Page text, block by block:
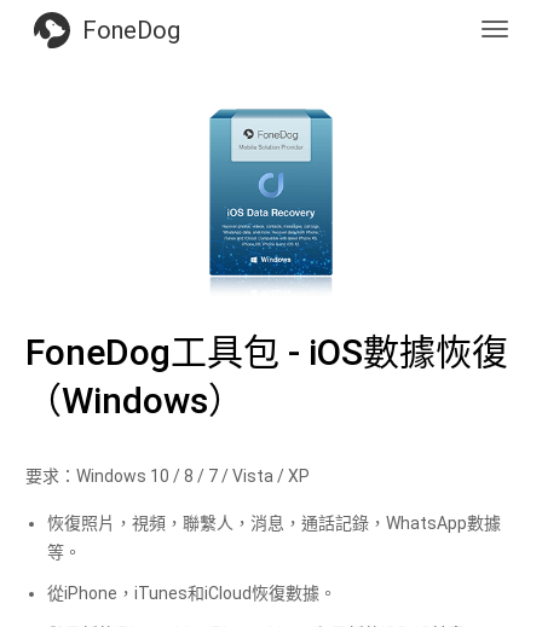
FoneDog
FoneDog工具包 - iOS數據恢復
（Windows）
要求：Windows 10 / 8 / 7 / Vista / XP
恢復照片，視頻，聯繫人，消息，通話記錄，WhatsApp數據
等。
從iPhone，iTunes和iCloud恢復數據。